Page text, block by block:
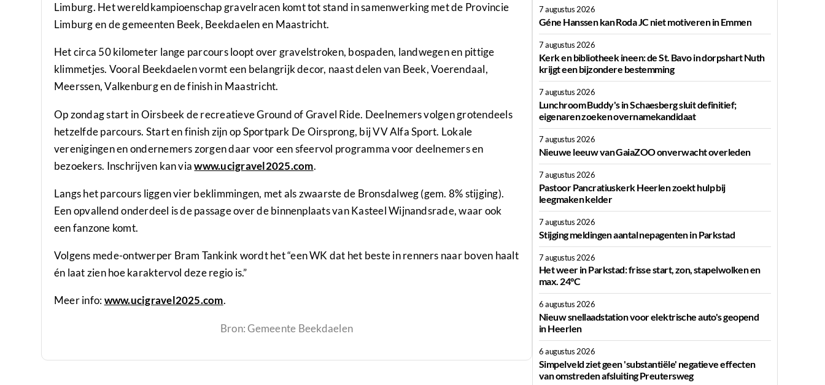
Limburg. Het wereldkampioenschap gravelracen komt tot stand in samenwerking met de Provincie
Limburg en de gemeenten Beek, Beekdaelen en Maastricht.
Het circa 50 kilometer lange parcours loopt over gravelstroken, bospaden, landwegen en pittige
klimmetjes. Vooral Beekdaelen vormt een belangrijk decor, naast delen van Beek, Voerendaal,
Meerssen, Valkenburg en de finish in Maastricht.
Op zondag start in Oirsbeek de recreatieve Ground of Gravel Ride. Deelnemers volgen grotendeels
hetzelfde parcours. Start en finish zijn op Sportpark De Oirsprong, bij VV Alfa Sport. Lokale
verenigingen en ondernemers zorgen daar voor een sfeervol programma voor deelnemers en
bezoekers. Inschrijven kan viawww.ucigravel2025.com.
Langs het parcours liggen vier beklimmingen, met als zwaarste de Bronsdalweg (gem. 8% stijging).
Een opvallend onderdeel is de passage over de binnenplaats van Kasteel Wijnandsrade, waar ook
een fanzone komt.
Volgens mede-ontwerper Bram Tankink wordt het “een WK dat het beste in renners naar boven haalt
én laat zien hoe karaktervol deze regio is.”
Meer info:www.ucigravel2025.com.
Bron: Gemeente Beekdaelen
7 augustus 2026
Géne Hanssen kan Roda JC niet motiveren in Emmen
7 augustus 2026
Kerk en bibliotheek ineen: de St. Bavo in dorpshart Nuth
krijgt een bijzondere bestemming
7 augustus 2026
Lunchroom Buddy's in Schaesberg sluit definitief;
eigenaren zoeken overnamekandidaat
7 augustus 2026
Nieuwe leeuw van GaiaZOO onverwacht overleden
7 augustus 2026
Pastoor Pancratiuskerk Heerlen zoekt hulp bij
leegmaken kelder
7 augustus 2026
Stijging meldingen aantal nepagenten in Parkstad
7 augustus 2026
Het weer in Parkstad: frisse start, zon, stapelwolken en
max. 24°C
6 augustus 2026
Nieuw snellaadstation voor elektrische auto's geopend
in Heerlen
6 augustus 2026
Simpelveld ziet geen 'substantiële' negatieve effecten
van omstreden afsluiting Preutersweg